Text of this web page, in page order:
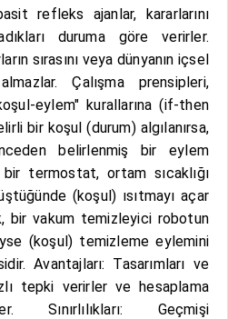
refleks ajanlar, kararlarını
duruma göre verirler.
sırasını veya dünyanın içsel
Çalışma prensipleri,
eylem" kurallarına (if-then
bir koşul (durum) algılanırsa,
belirlenmiş bir eylem
termostat, ortam sıcaklığı
(koşul) ısıtmayı açar
bir vakum temizleyici robotun
(koşul) temizleme eylemini
Avantajları: Tasarımları ve
tepki verirler ve hesaplama
Sınırlılıkları: Geçmişi